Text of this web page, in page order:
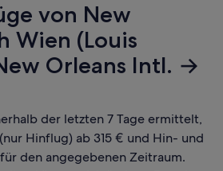
von New
Wien (Louis
Orleans Intl. →
der letzten 7 Tage ermittelt,
Hinflug) ab 315 € und Hin- und
den angegebenen Zeitraum.